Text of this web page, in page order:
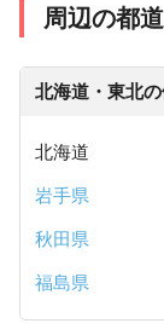
周辺の都
北海道・東北
北海道
岩手県
秋田県
福島県